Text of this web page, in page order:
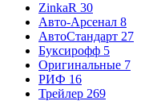
ZinkaR 30
Авто-Арсенал 8
АвтоСтандарт 27
Буксирофф 5
Оригинальные 7
РИФ 16
Трейлер 269